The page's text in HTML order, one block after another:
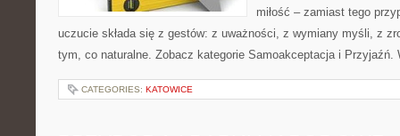
miłość – zamiast tego
uczucie składa się z gestów: z uważności, z wymiany myśli, z
tym, co naturalne. Zobacz kategorie Samoakceptacja i
CATEGORIES: KATOWICE